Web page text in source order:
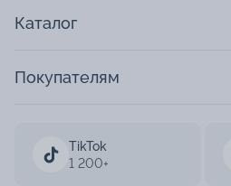
TikTok
1 200+
Каталог
Покупателям